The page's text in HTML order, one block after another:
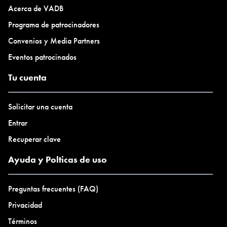
Acerca de VADB
Programa de patrocinadores
Convenios y Media Partners
Eventos patrocinados
Tu cuenta
Solicitar una cuenta
Entrar
Recuperar clave
Ayuda y Polticas de uso
Preguntas frecuentes (FAQ)
Privacidad
Términos